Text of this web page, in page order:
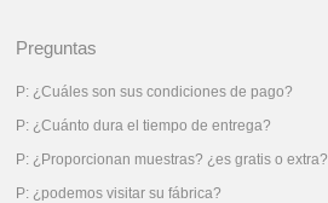
Preguntas
P: ¿Cuáles son sus condiciones de pago?
P: ¿Cuánto dura el tiempo de entrega?
P: ¿Proporcionan muestras? ¿es gratis o extra?
P: ¿podemos visitar su fábrica?